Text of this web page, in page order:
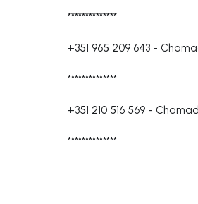
**************
+351 965 209 643 -
**************
+351 210 516 569 -
**************